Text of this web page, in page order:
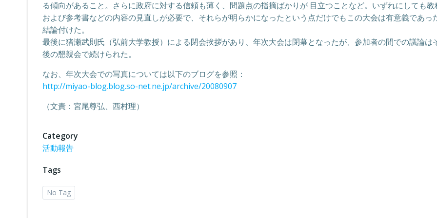
る傾向があること。さらに政府に対する信頼も薄く、問題点の指摘ばかりが 目立つことなど。いずれにしても教
および参考書などの内容の見直しが必要で、それらが明らかになったという点だけでもこの大会は有意義であっ
結論付けた。
最後に猪瀬武則氏（弘前大学教授）による閉会挨拶があり、年次大会は閉幕となったが、参加者の間での議論は
後の懇親会で続けられた。
なお、年次大会での写真については以下のブログを参照：
http://miyao-blog.blog.so-net.ne.jp/archive/20080907
（文責：宮尾尊弘、西村理）
Category
活動報告
Tags
No Tag